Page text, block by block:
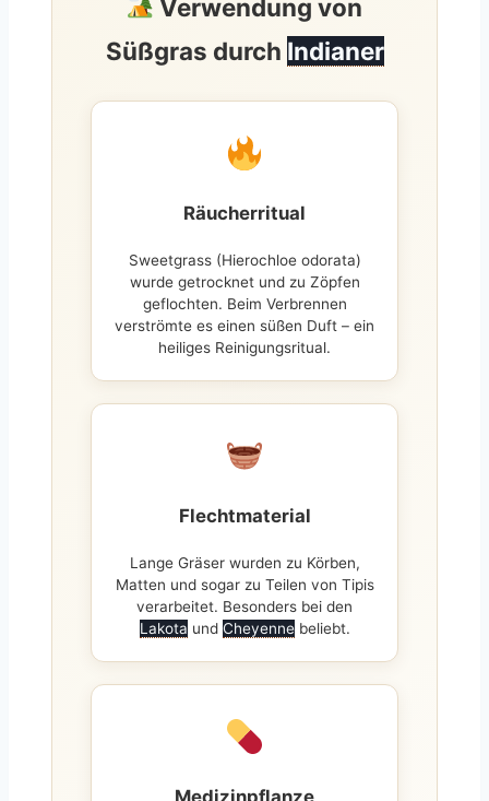
Verwendung von
Süßgras durch Indianer
Räucherritual
Sweetgrass (Hierochloe odorata)
wurde getrocknet und zu Zöpfen
geflochten. Beim Verbrennen
verströmte es einen süßen Duft – ein
heiliges Reinigungsritual.
Flechtmaterial
Lange Gräser wurden zu Körben,
Matten und sogar zu Teilen von Tipis
verarbeitet. Besonders bei den
Lakota und Cheyennebeliebt.
Medizinpflanze